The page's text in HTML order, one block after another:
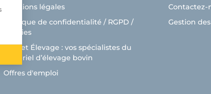
Options
de confidentialité, en garantissant la conformité avec
Mentions légales
Politique de confidentialité / RGPD /
Cookies
Cosnet Élevage : vos spécialistes du
matériel d’élevage bovin
Offres d'emploi
Contactez-
Gestion